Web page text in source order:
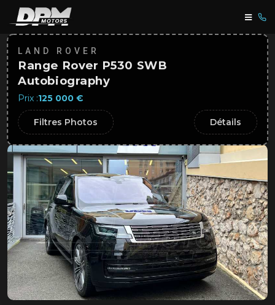
LAND ROVER
Range Rover P530 SWB
Autobiography
Prix :125 000 €
Filtres Photos Détails